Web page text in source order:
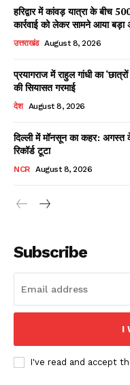
Facebook
X
हरिद्वार में कांवड़ यात्रा के बीच
कार्रवाई को लेकर सामने आया
उत्तराखंड August 8, 2026
प्रयागराज में राहुल गांधी का
की सियासत गरमाई
देश August 8, 2026
दिल्ली में मॉनसून का कहर: अगस्त
रिकॉर्ड टूटा
NCR August 8, 2026
Subscribe
I
I've read and accept